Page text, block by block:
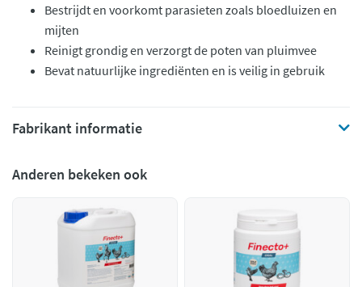
Bestrijdt en voorkomt parasieten zoals bloedluizen en
mijten
Reinigt grondig en verzorgt de poten van pluimvee
Bevat natuurlijke ingrediënten en is veilig in gebruik
Fabrikant informatie
Anderen bekeken ook